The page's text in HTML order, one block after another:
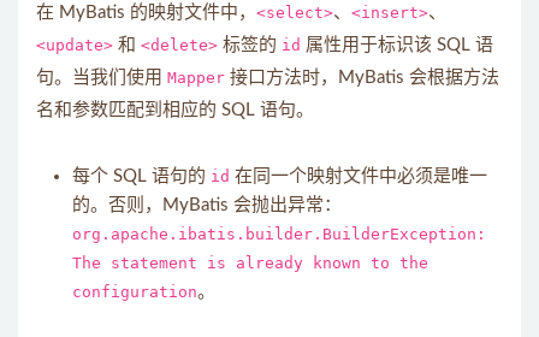
在 MyBatis 的映射文件中， <select>、 <insert>、
<update> 和 <delete> 标签的 id 属性用于标识该 SQL 语
句。当我们使用 Mapper 接口方法时，MyBatis 会根据方法
名和参数匹配到相应的 SQL 语句。
每个 SQL 语句的 id 在同一个映射文件中必须是唯一
的。否则，MyBatis 会抛出异常：
org.apache.ibatis.builder.BuilderException:
The statement is already known to the
configuration。